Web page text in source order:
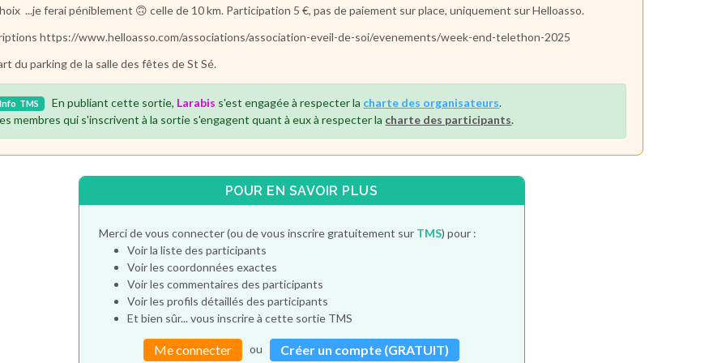
...je ferai péniblement 🙃 celle de 10 km. Participation 5 €, pas de paiement sur place, uniquement sur Helloasso.
https://www.helloasso.com/associations/association-eveil-de-soi/evenements/week-end-telethon-2025
du parking de la salle des fêtes de St Sé.
Info TMS En publiant cette sortie, Larabis s'est engagée à respecter la charte des organisateurs.
membres qui s'inscrivent à la sortie s'engagent quant à eux à respecter la charte des participants.
POUR EN SAVOIR PLUS
Merci de vous connecter (ou de vous inscrire gratuitement sur TMS) pour :
Voir la liste des participants
Voir les coordonnées exactes
Voir les commentaires des participants
Voir les profils détaillés des participants
Et bien sûr... vous inscrire à cette sortie TMS
Me connecter ou Créer un compte (GRATUIT)